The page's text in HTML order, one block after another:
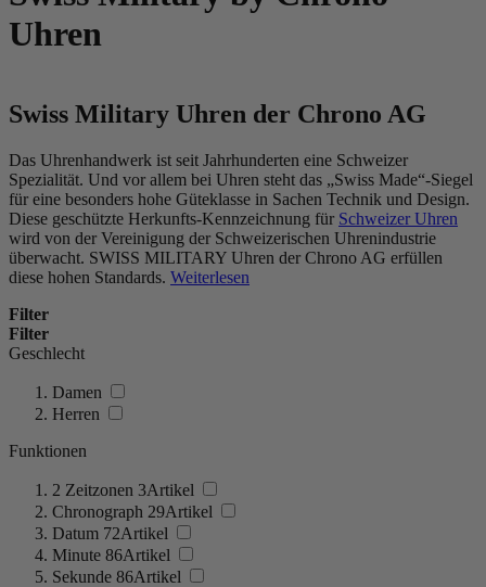
Uhren
Swiss Military Uhren der Chrono AG
Das Uhrenhandwerk ist seit Jahrhunderten eine Schweizer
Spezialität. Und vor allem bei Uhren steht das „Swiss Made“-Siegel
für eine besonders hohe Güteklasse in Sachen Technik und Design.
Diese geschützte Herkunfts-Kennzeichnung für Schweizer Uhren
wird von der Vereinigung der Schweizerischen Uhrenindustrie
überwacht. SWISS MILITARY Uhren der Chrono AG erfüllen
diese hohen Standards. Weiterlesen
Filter
Filter
Geschlecht
Damen
Herren
Funktionen
2 Zeitzonen 3Artikel
Chronograph 29Artikel
Datum 72Artikel
Minute 86Artikel
Sekunde 86Artikel